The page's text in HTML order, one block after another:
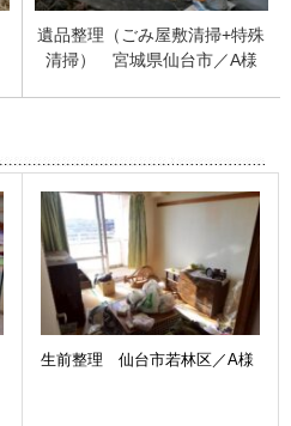
遺品整理（ごみ屋敷清掃+特殊
清掃） 宮城県仙台市／A様
生前整理 仙台市若林区／A様